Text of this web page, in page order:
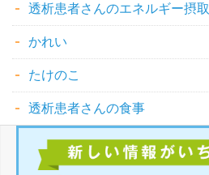
透析患者さんのエネルギー摂取
かれい
たけのこ
透析患者さんの食事